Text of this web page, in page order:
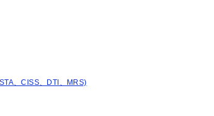
、CISS、DTI、MRS)